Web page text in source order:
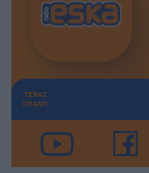
TERAZ
GRAMY